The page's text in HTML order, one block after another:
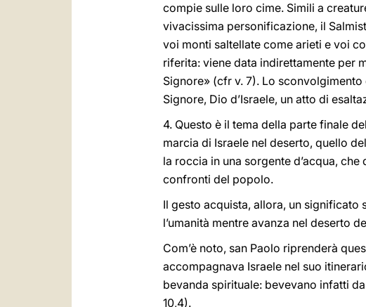
compie sulle loro cime. Simili a
vivacissima personificazione, il
voi monti saltellate come arieti e voi
riferita: viene data indirettamente per
Signore» (cfr v. 7). Lo
Signore, Dio d’Israele, un atto di
4. Questo è il tema della parte finale
marcia di Israele nel deserto, quello
la roccia in una sorgente d’acqua,
confronti del popolo.
Il gesto acquista, allora, un significato
l’umanità mentre avanza nel deserto
Com’è noto, san Paolo riprenderà
accompagnava Israele nel suo
bevanda spirituale: bevevano infatti
10,4).